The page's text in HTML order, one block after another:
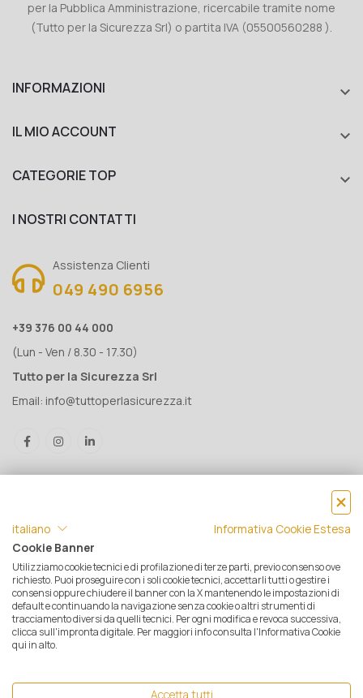
per la Pubblica Amministrazione, ricercabile tramite nome
(Tutto per la Sicurezza Srl) o partita IVA (05500560288 ).
INFORMAZIONI 
IL MIO ACCOUNT 
CATEGORIE TOP 
I NOSTRI CONTATTI
Assistenza Clienti
049 490 6956
+39 376 00 44 000
(Lun - Ven / 8.30 - 17.30)
Tutto per la Sicurezza Srl
Email: info@tuttoperlasicurezza.it
® Tutto per la Sicurezza Srl IT05500560288 | Rea 471793 - C.S. €
10.000 i.v. | © 2025 Tutti i diritti riservati. Tutto per la sicurezza è un
marchio registrato
Privacy e Cookie Policy|Mappa del sito|Termini e condizioni di
italiano
Informativa Cookie Estesa
Cookie Banner
Utilizziamo cookie tecnici e di profilazione di terze parti, previo consenso ove
richiesto. Puoi proseguire con i soli cookie tecnici, accettarli tutti o gestire i
consensi oppure chiudere il banner con la X mantenendo le impostazioni di
default e continuando la navigazione senza cookie o altri strumenti di
tracciamento diversi da quelli tecnici. Per ogni modifica e revoca successiva,
clicca sull'impronta digitale. Per maggiori info consulta l'Informativa Cookie
qui in alto.
Accetta tutti